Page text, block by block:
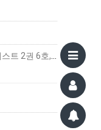
더보기